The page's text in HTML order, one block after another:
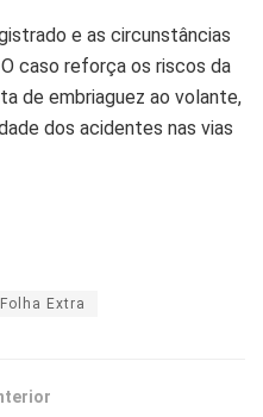
e as circunstâncias
caso reforça os riscos da
de embriaguez ao volante,
dos acidentes nas vias
Extra